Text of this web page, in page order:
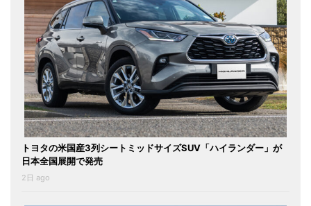
トヨタの米国産3列シートミッドサイズSUV「ハイランダー」が
日本全国展開で発売
2日 ago